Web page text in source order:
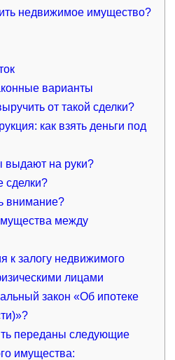
недвижимое имущество?
варианты
от такой сделки?
как взять деньги под
выдают на руки?
сделки?
внимание?
между
к залогу недвижимого
лицами
закон «Об ипотеке
переданы следующие
имущества: